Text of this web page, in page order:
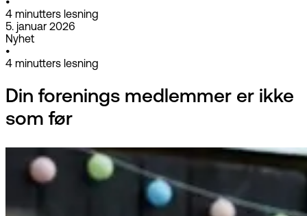
•
4 minutters lesning
5. januar 2026
Nyhet
•
4 minutters lesning
Din forenings medlemmer er ikke
som før